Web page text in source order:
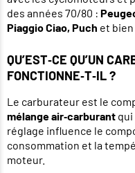
des années 70/80 :
Piaggio Ciao, Puch et bien
QU’EST‑CE QU’UN
FONCTIONNE‑T‑IL ?
Le carburateur est le
mélange air‑carburant
réglage influence le
consommation et la
moteur.